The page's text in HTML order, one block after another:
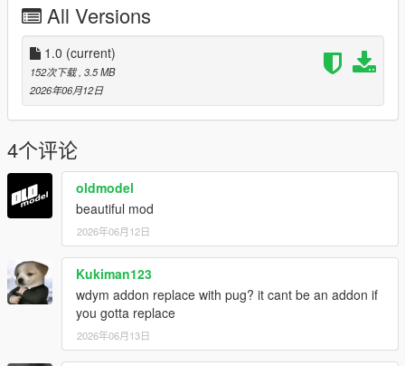
All Versions
1.0 (current)
152次下载 , 3.5 MB
2026年06月12日
4个评论
oldmodel
beautiful mod
2026年06月12日
Kukiman123
wdym addon replace with pug? it cant be an addon if
you gotta replace
2026年06月13日